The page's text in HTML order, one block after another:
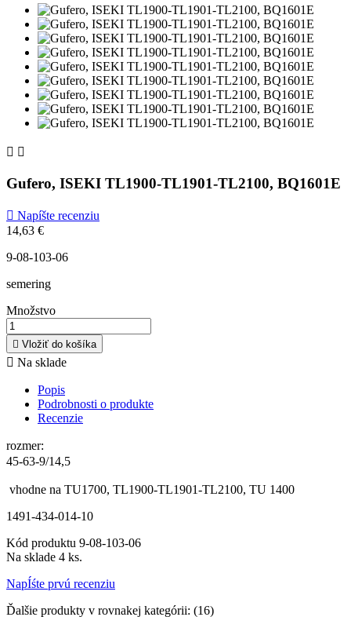
 
Gufero, ISEKI TL1900-TL1901-TL2100, BQ1601E
 Napíšte recenziu
14,63 €
9-08-103-06
semering
Množstvo
 Vložiť do košíka
 Na sklade
Popis
Podrobnosti o produkte
Recenzie
rozmer:
45-63-9/14,5
vhodne na TU1700, TL1900-TL1901-TL2100, TU 1400
1491-434-014-10
Kód produktu 9-08-103-06
Na sklade 4 ks.
NapÍśte prvú recenziu
Ďalšie produkty v rovnakej kategórii: (16)